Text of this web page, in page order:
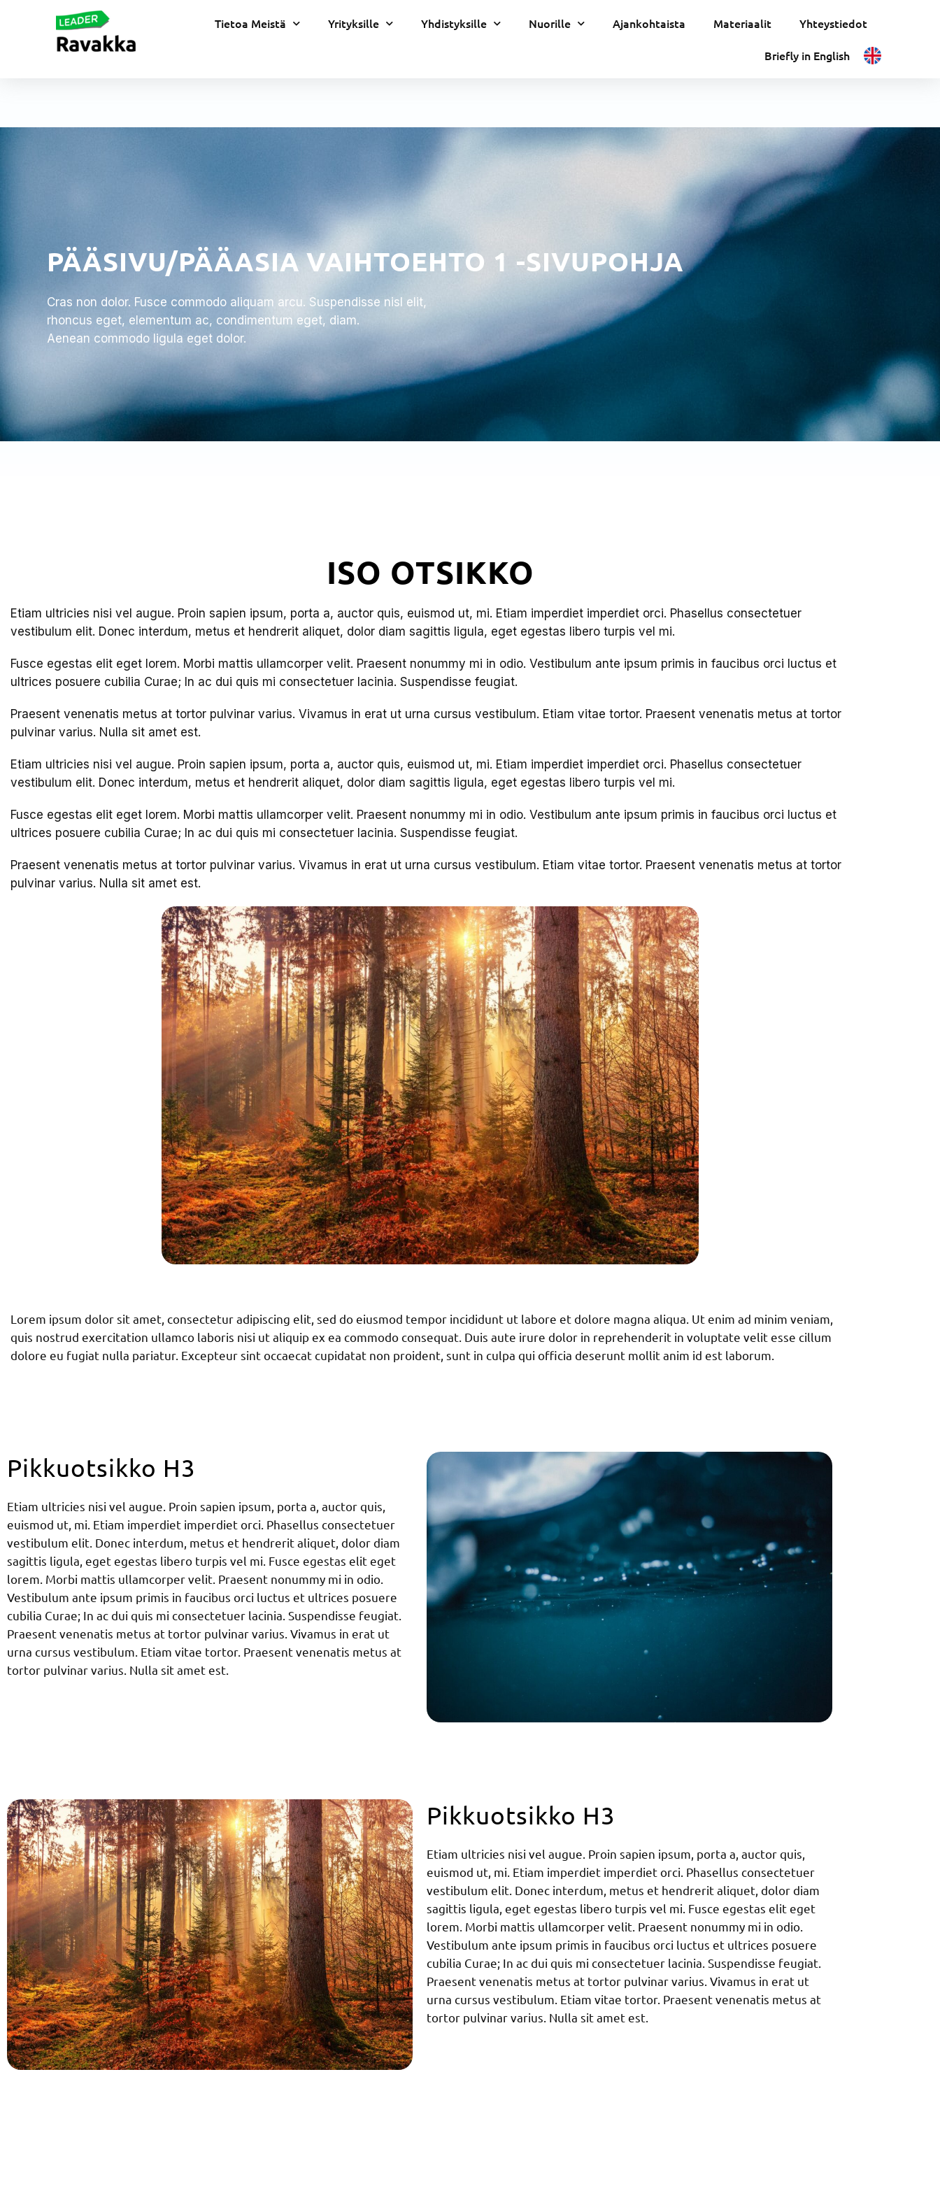
Tietoa Meistä Yrityksille Yhdistyksille Nuorille Ajankohtaista Materiaalit Yhteystiedot
Briefly in English
PÄÄSIVU/PÄÄASIA VAIHTOEHTO 1 -SIVUPOHJA
Cras non dolor. Fusce commodo aliquam arcu. Suspendisse nisl elit,
rhoncus eget, elementum ac, condimentum eget, diam.
Aenean commodo ligula eget dolor.
ISO OTSIKKO
Etiam ultricies nisi vel augue. Proin sapien ipsum, porta a, auctor quis, euismod ut, mi. Etiam imperdiet imperdiet orci. Phasellus consectetuer
vestibulum elit. Donec interdum, metus et hendrerit aliquet, dolor diam sagittis ligula, eget egestas libero turpis vel mi.
Fusce egestas elit eget lorem. Morbi mattis ullamcorper velit. Praesent nonummy mi in odio. Vestibulum ante ipsum primis in faucibus orci luctus et
ultrices posuere cubilia Curae; In ac dui quis mi consectetuer lacinia. Suspendisse feugiat.
Praesent venenatis metus at tortor pulvinar varius. Vivamus in erat ut urna cursus vestibulum. Etiam vitae tortor. Praesent venenatis metus at tortor
pulvinar varius. Nulla sit amet est.
Etiam ultricies nisi vel augue. Proin sapien ipsum, porta a, auctor quis, euismod ut, mi. Etiam imperdiet imperdiet orci. Phasellus consectetuer
vestibulum elit. Donec interdum, metus et hendrerit aliquet, dolor diam sagittis ligula, eget egestas libero turpis vel mi.
Fusce egestas elit eget lorem. Morbi mattis ullamcorper velit. Praesent nonummy mi in odio. Vestibulum ante ipsum primis in faucibus orci luctus et
ultrices posuere cubilia Curae; In ac dui quis mi consectetuer lacinia. Suspendisse feugiat.
Praesent venenatis metus at tortor pulvinar varius. Vivamus in erat ut urna cursus vestibulum. Etiam vitae tortor. Praesent venenatis metus at tortor
pulvinar varius. Nulla sit amet est.
Lorem ipsum dolor sit amet, consectetur adipiscing elit, sed do eiusmod tempor incididunt ut labore et dolore magna aliqua. Ut enim ad minim veniam,
quis nostrud exercitation ullamco laboris nisi ut aliquip ex ea commodo consequat. Duis aute irure dolor in reprehenderit in voluptate velit esse cillum
dolore eu fugiat nulla pariatur. Excepteur sint occaecat cupidatat non proident, sunt in culpa qui officia deserunt mollit anim id est laborum.
Pikkuotsikko H3
Etiam ultricies nisi vel augue. Proin sapien ipsum, porta a, auctor quis,
euismod ut, mi. Etiam imperdiet imperdiet orci. Phasellus consectetuer
vestibulum elit. Donec interdum, metus et hendrerit aliquet, dolor diam
sagittis ligula, eget egestas libero turpis vel mi. Fusce egestas elit eget
lorem. Morbi mattis ullamcorper velit. Praesent nonummy mi in odio.
Vestibulum ante ipsum primis in faucibus orci luctus et ultrices posuere
cubilia Curae; In ac dui quis mi consectetuer lacinia. Suspendisse feugiat.
Praesent venenatis metus at tortor pulvinar varius. Vivamus in erat ut
urna cursus vestibulum. Etiam vitae tortor. Praesent venenatis metus at
tortor pulvinar varius. Nulla sit amet est.
Pikkuotsikko H3
Etiam ultricies nisi vel augue. Proin sapien ipsum, porta a, auctor quis,
euismod ut, mi. Etiam imperdiet imperdiet orci. Phasellus consectetuer
vestibulum elit. Donec interdum, metus et hendrerit aliquet, dolor diam
sagittis ligula, eget egestas libero turpis vel mi. Fusce egestas elit eget
lorem. Morbi mattis ullamcorper velit. Praesent nonummy mi in odio.
Vestibulum ante ipsum primis in faucibus orci luctus et ultrices posuere
cubilia Curae; In ac dui quis mi consectetuer lacinia. Suspendisse feugiat.
Praesent venenatis metus at tortor pulvinar varius. Vivamus in erat ut
urna cursus vestibulum. Etiam vitae tortor. Praesent venenatis metus at
tortor pulvinar varius. Nulla sit amet est.